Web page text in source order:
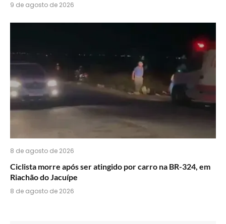
9 de agosto de 2026
8 de agosto de 2026
Ciclista morre após ser atingido por carro na BR-324, em
Riachão do Jacuípe
8 de agosto de 2026